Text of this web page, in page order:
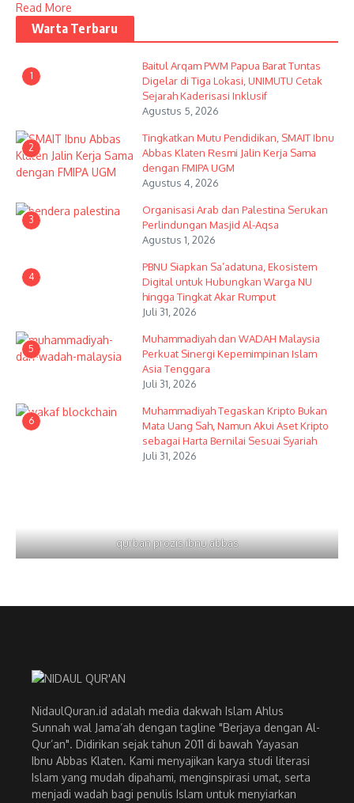
Read More
Warta Terbaru
1
Baitul Arqam PWM Papua Barat Tuntas
Digelar di Tiga Lokasi, UNIMUTU Cetak
Sejarah Kaderisasi Inklusif
Agustus 5, 2026
2
Tingkatkan Mutu Pendidikan, SMAIT Ibnu
Abbas Klaten Resmi Jalin Kerja Sama
dengan FMIPA UGM
Agustus 4, 2026
3
Organisasi Arab dan Palestina Serukan
Perlindungan Masjid Al-Aqsa
Agustus 1, 2026
4
PBNU Siapkan Sa’adatuna, Ekosistem
Digital untuk Hubungkan Warga NU
hingga Tingkat Akar Rumput
Juli 31, 2026
5
Muhammadiyah dan WADAH Malaysia
Perkuat Sinergi Kepemimpinan Islam
Asia Tenggara
Juli 31, 2026
6
Muhammadiyah Tegaskan Kripto Bukan
Mata Uang Sah, Namun Akui Aset Kripto
sebagai Harta Bernilai Sesuai Syariah
Juli 31, 2026
qurban prozis ibnu abbas
NidaulQuran.id adalah media dakwah Islam Ahlus
Sunnah wal Jama’ah dengan tagline "Berjaya dengan Al-
Qur’an". Didirikan sejak tahun 2011 di bawah Yayasan
Ibnu Abbas Klaten. Kami menyajikan karya studi literasi
Islam yang mudah dipahami, menginspirasi umat, serta
menjadi wadah bagi penulis Islam untuk menyiarkan